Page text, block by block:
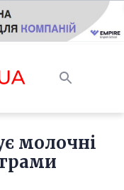
молочні